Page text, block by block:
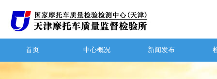
首页 中心概况 新闻发布